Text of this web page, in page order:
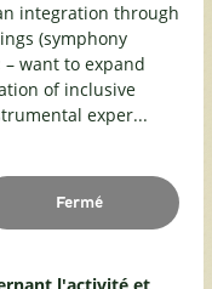
integration through
(symphony
want to expand
of inclusive
exper...
Fermé